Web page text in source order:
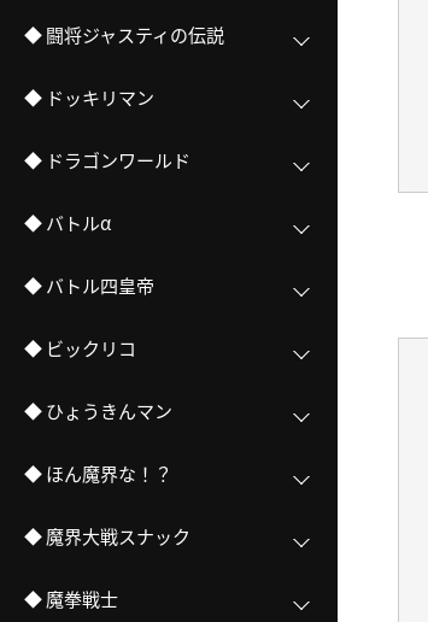
◆ 闘将ジャスティの伝説
◆ ドッキリマン
◆ ドラゴンワールド
◆ バトルα
◆ バトル四皇帝
◆ ビックリコ
◆ ひょうきんマン
◆ ほん魔界な！？
◆ 魔界大戦スナック
◆ 魔拳戦士